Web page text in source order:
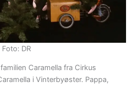
DR
Caramella fra Cirkus
i Vinterbyøster. Pappa,